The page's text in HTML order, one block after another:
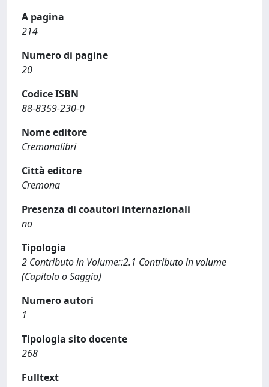
A pagina
214
Numero di pagine
20
Codice ISBN
88-8359-230-0
Nome editore
Cremonalibri
Città editore
Cremona
Presenza di coautori internazionali
no
Tipologia
2 Contributo in Volume::2.1 Contributo in volume
(Capitolo o Saggio)
Numero autori
1
Tipologia sito docente
268
Fulltext